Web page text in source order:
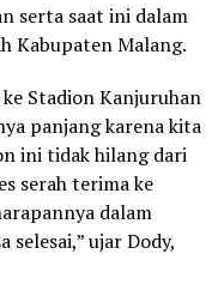
serta saat ini dalam
Kabupaten Malang.
Stadion Kanjuruhan
panjang karena kita
ini tidak hilang dari
serah terima ke
dalam
ujar Dody,